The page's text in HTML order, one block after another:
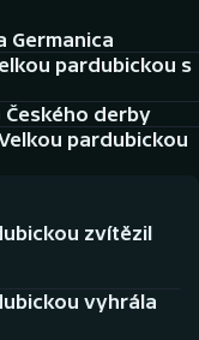
Germanica
pardubickou s
derby
pardubickou
zvítězil
vyhrála